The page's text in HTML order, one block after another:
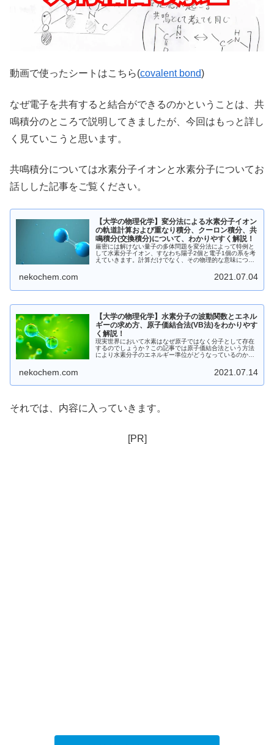
動画で使ったシートはこちら(covalent bond)
なぜ電子を共有すると結合ができるのかということは、共
鳴積分のところで説明してきましたが、今回はもっと詳し
く見ていこうと思います。
共鳴積分については水素分子イオンと水素分子についてお
話しした記事をご覧ください。
【大学の物理化学】変分法による水素分子イオン
の軌道計算および重なり積分、クーロン積分、共
鳴積分(交換積分)について、わかりやすく解説！
厳密には解けない量子の多体問題を変分法によって特例と
して水素分子イオン、すなわち陽子2個と電子1個の系を考
えていきます。計算だけでなく、その物理的な意味につい
nekochem.com 2021.07.04
【大学の物理化学】水素分子の波動関数とエネル
ギーの求め方、原子価結合法(VB法)をわかりやす
く解説！
現実世界において水素はなぜ原子ではなく分子として存在
するのでしょうか？この記事では原子価結合法という方法
により水素分子のエネルギー準位がどうなっているのかを
nekochem.com 2021.07.14
それでは、内容に入っていきます。
[PR]